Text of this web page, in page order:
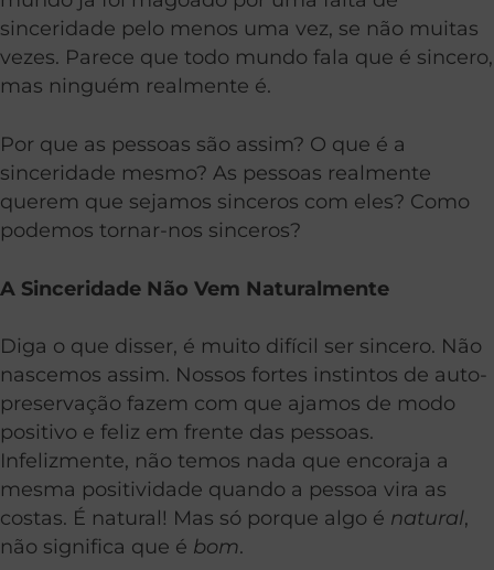
sinceridade pelo menos uma vez, se não muitas
vezes. Parece que todo mundo fala que é sincero,
mas ninguém realmente é.
Por que as pessoas são assim? O que é a
sinceridade mesmo? As pessoas realmente
querem que sejamos sinceros com eles? Como
podemos tornar-nos sinceros?
A Sinceridade Não Vem Naturalmente
Diga o que disser, é muito difícil ser sincero. Não
nascemos assim. Nossos fortes instintos de auto-
preservação fazem com que ajamos de modo
positivo e feliz em frente das pessoas.
Infelizmente, não temos nada que encoraja a
mesma positividade quando a pessoa vira as
costas. É natural! Mas só porque algo é natural,
não significa que é bom.